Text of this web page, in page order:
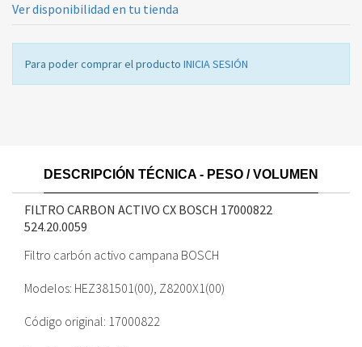
Ver disponibilidad en tu tienda
Para poder comprar el producto INICIA SESIÓN
DESCRIPCIÓN TÉCNICA - PESO / VOLUMEN
FILTRO CARBON ACTIVO CX BOSCH 17000822
524.20.0059
Filtro carbón activo campana BOSCH
Modelos: HEZ381501(00), Z8200X1(00)
Código original: 17000822